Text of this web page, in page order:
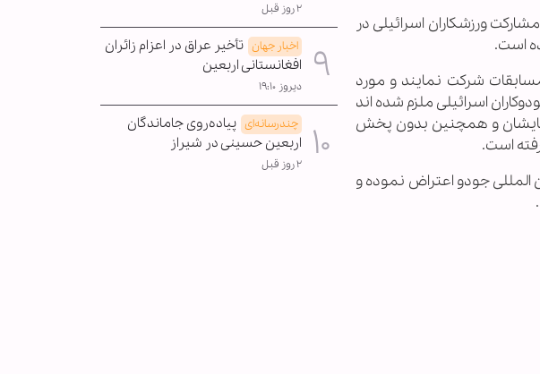
ورزشکاران اسرائیلی در
است.
شرکت نمایند و مورد
اسرائیلی ملزم شده اند
هایشان و همچنین بدون پخش
است.
المللی جودو اعتراض نموده و
۲ روز قبل
اخبار جهان تأخیر عراق در اعزام زائران
افغانستانی اربعین
دیروز ۱۹:۱۰
چندرسانه‌ای پیاده‌روی جاماندگان
اربعین حسینی در شیراز
۲ روز قبل